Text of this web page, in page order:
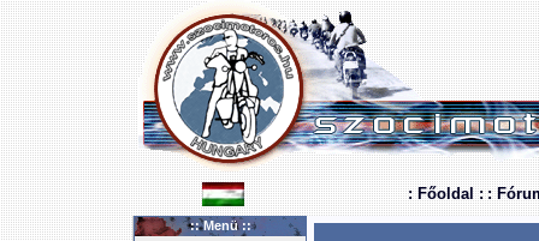
: Főoldal : :
:: Menü ::